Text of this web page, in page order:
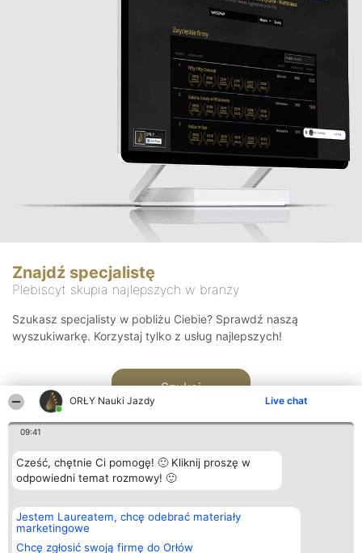
ORŁY Nauki Jazdy Live chat
09:41
Cześć, chętnie Ci pomogę! 🙂 Kliknij proszę w
odpowiedni temat rozmowy! 🙂
Jestem Laureatem, chcę odebrać materiały
marketingowe
Chcę zgłosić swoją firmę do Orłów
Znajdź specjalistę
Plebiscyt skupia najlepszych w branży
Szukasz specjalisty w pobliżu Ciebie? Sprawdź naszą
wyszukiwarkę. Korzystaj tylko z usług najlepszych!
Szukaj
Organizator plebiscytu
Bright Side Solutions sp. z o.
o. sp. k.
ul. Ruska 22
Plebiscyt
Laureaci
wszystkich
Kontakt
Kontakt